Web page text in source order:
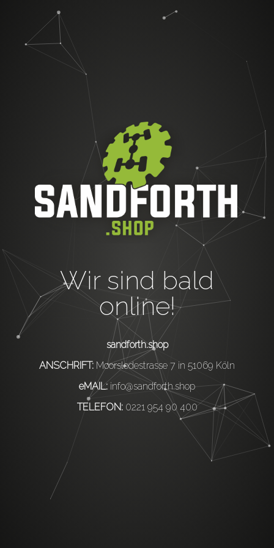
Wir sind bald
online!
sandforth.shop
ANSCHRIFT: Moorsledestrasse 7 in 51069 Köln
eMAIL: info@sandforth.shop
TELEFON: 0221 954 90 400